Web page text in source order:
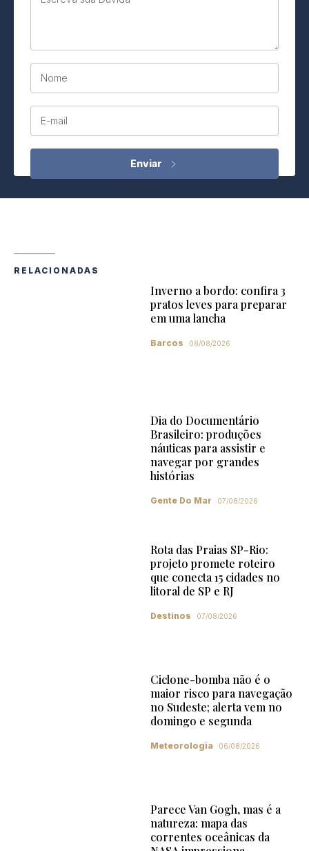
Nome
E-mail
RELACIONADAS
Inverno a bordo: confira 3
pratos leves para preparar
em uma lancha
Barcos 08/08/2026
Dia do Documentário
Brasileiro: produções
náuticas para assistir e
navegar por grandes
histórias
Gente Do Mar 07/08/2026
Rota das Praias SP-Rio:
projeto promete roteiro
que conecta 15 cidades no
litoral de SP e RJ
Destinos 07/08/2026
Ciclone-bomba não é o
maior risco para navegação
no Sudeste; alerta vem no
domingo e segunda
Meteorologia 06/08/2026
Parece Van Gogh, mas é a
natureza: mapa das
correntes oceânicas da